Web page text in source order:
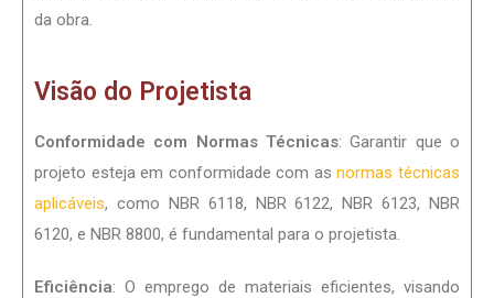
da obra.
Visão do Projetista
Conformidade com Normas Técnicas: Garantir que o
projeto esteja em conformidade com as normas técnicas
aplicáveis, como NBR 6118, NBR 6122, NBR 6123, NBR
6120, e NBR 8800, é fundamental para o projetista.
Eficiência: O emprego de materiais eficientes, visando